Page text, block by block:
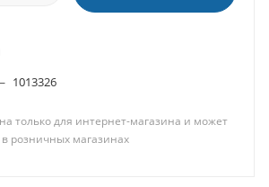
1013326
только для интернет-магазина и может
розничных магазинах